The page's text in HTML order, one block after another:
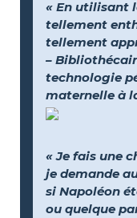
« En utilisant
tellement
tellement
–
technologie
maternelle à
« Je fais une
je demande
si Napoléon
ou quelque